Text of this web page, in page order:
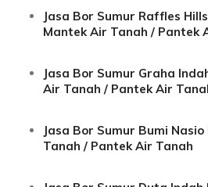
Jasa Bor Sumur Raffles
Mantek Air Tanah / Pantek
Jasa Bor Sumur Graha
Air Tanah / Pantek Air
Jasa Bor Sumur Bumi
Tanah / Pantek Air Tanah